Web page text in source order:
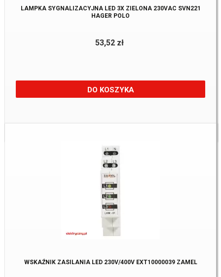
LAMPKA SYGNALIZACYJNA LED 3X ZIELONA 230VAC SVN221
HAGER POLO
53,52 zł
DO KOSZYKA
Dostępne:5 szt
WSKAŹNIK ZASILANIA LED 230V/400V EXT10000039 ZAMEL